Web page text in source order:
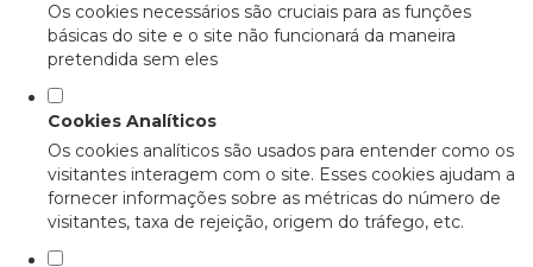
Os cookies necessários são cruciais para as funções
básicas do site e o site não funcionará da maneira
pretendida sem eles
Cookies Analíticos
Os cookies analíticos são usados para entender como os
visitantes interagem com o site. Esses cookies ajudam a
fornecer informações sobre as métricas do número de
visitantes, taxa de rejeição, origem do tráfego, etc.